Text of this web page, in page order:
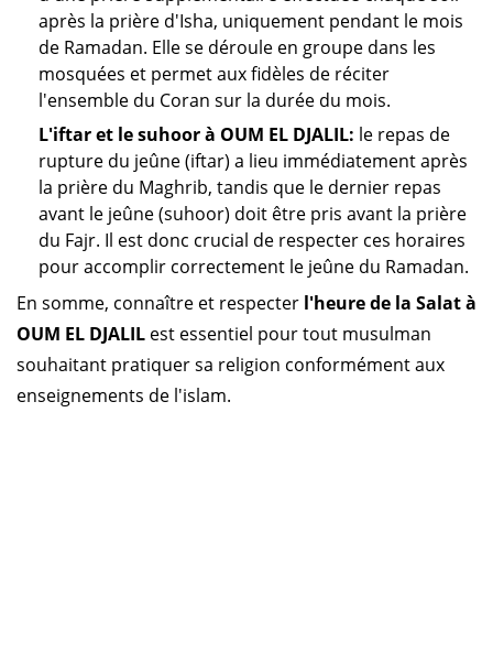
après la prière d'Isha, uniquement pendant le mois
de Ramadan. Elle se déroule en groupe dans les
mosquées et permet aux fidèles de réciter
l'ensemble du Coran sur la durée du mois.
L'iftar et le suhoor à OUM EL DJALIL: le repas de
rupture du jeûne (iftar) a lieu immédiatement après
la prière du Maghrib, tandis que le dernier repas
avant le jeûne (suhoor) doit être pris avant la prière
du Fajr. Il est donc crucial de respecter ces horaires
pour accomplir correctement le jeûne du Ramadan.
En somme, connaître et respecter l'heure de la Salat à
OUM EL DJALIL est essentiel pour tout musulman
souhaitant pratiquer sa religion conformément aux
enseignements de l'islam.